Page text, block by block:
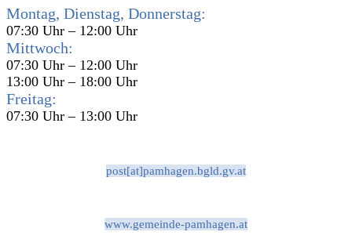
Montag, Dienstag, Donnerstag:
07:30 Uhr – 12:00 Uhr
Mittwoch:
07:30 Uhr – 12:00 Uhr
13:00 Uhr – 18:00 Uhr
Freitag:
07:30 Uhr – 13:00 Uhr
post[at]pamhagen.bgld.gv.at
www.gemeinde-pamhagen.at